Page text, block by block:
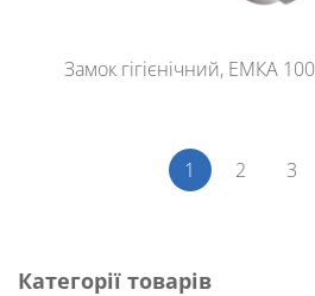
Замок гігієнічний, ЕМКА
1 2 3
Категорії товарів